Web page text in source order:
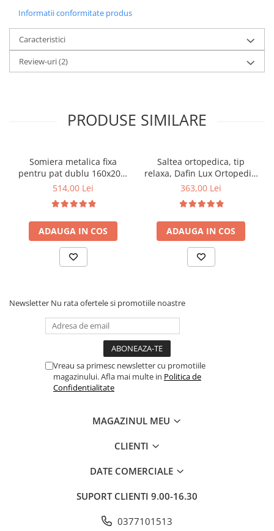
Informatii conformitate produs
Caracteristici
Review-uri(2)
PRODUSE SIMILARE
Somiera metalica fixa
pentru pat dublu 160x200,
6 picioare, 32 lamele lemn
saltea ferm, negru
514,00 Lei
ADAUGA IN COS
Saltea ortopedica, tip
relaxa, Dafin Lux Ortopedic,
90x200x21cm, fermitate
tip Bonell, fata vara-iarna,
sistem de aerisire cu
butoni, Salt Confort
363,00 Lei
ADAUGA IN COS
Newsletter Nu rata ofertele si promotiile noastre
Vreau sa primesc newsletter cu promotiile
magazinului. Afla mai multe in Politica de
Confidentialitate
MAGAZINUL MEU
CLIENTI
DATE COMERCIALE
SUPORT CLIENTI 9.00-16.30
0377101513